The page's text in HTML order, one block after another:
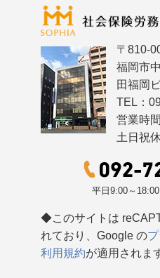
〒810-
福岡市
田福岡
TEL：
営業時
土日祝
平日9:00～
◆このサイトは
れており、Google の
利用規約が適用されま